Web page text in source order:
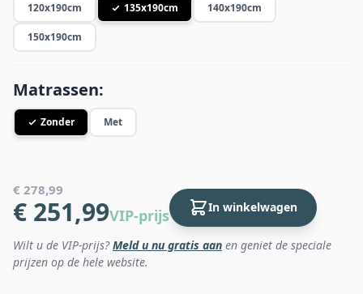
120x190cm 135x190cm 140x190cm
150x190cm
Matrassen:
Zonder Met
€ 278,99
€ 251,99VIP-prijs In winkelwagen
Wilt u de VIP-prijs?Meld u nu gratis aan en geniet de speciale
prijzen op de hele website.